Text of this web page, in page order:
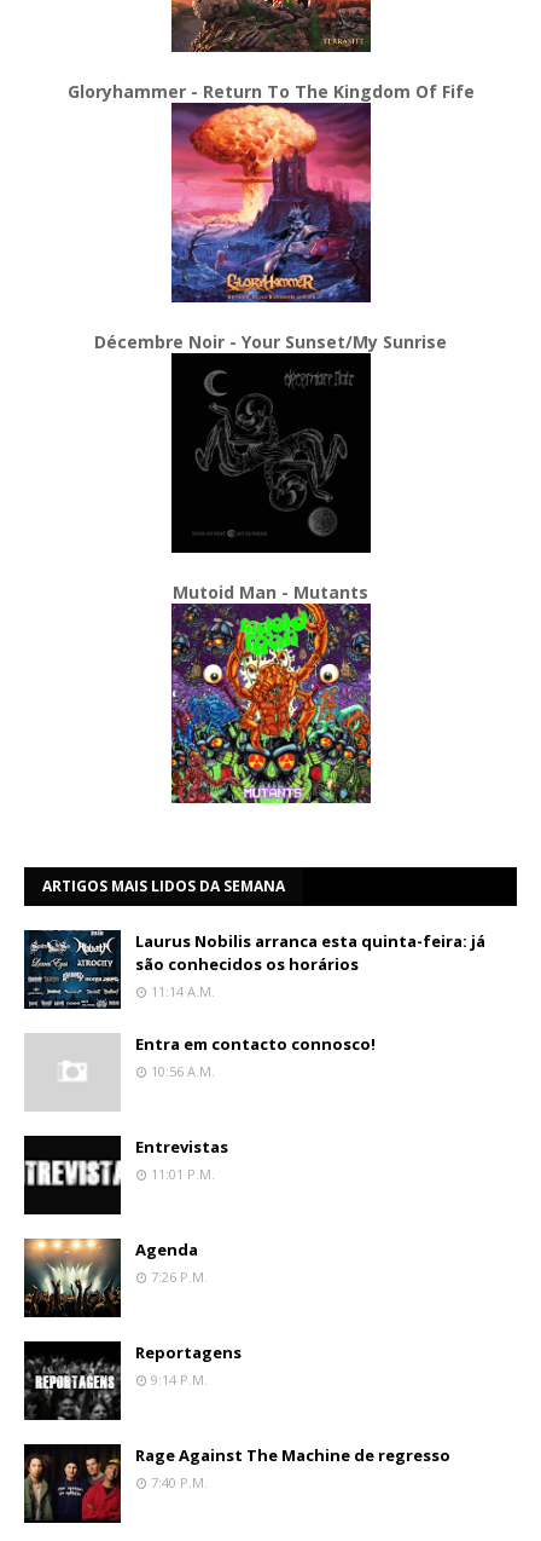
Gloryhammer - Return To The Kingdom Of Fife
Décembre Noir - Your Sunset/My Sunrise
Mutoid Man - Mutants
ARTIGOS MAIS LIDOS DA SEMANA
Laurus Nobilis arranca esta quinta-feira: já
são conhecidos os horários
11:14 A.m.
Entra em contacto connosco!
10:56 A.m.
Entrevistas
11:01 P.m.
Agenda
7:26 P.m.
Reportagens
9:14 P.m.
Rage Against The Machine de regresso
7:40 P.m.